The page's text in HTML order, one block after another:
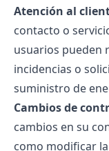
Atención al
contacto o
usuarios pueden
incidencias o
suministro de
Cambios de
cambios en su
como modificar